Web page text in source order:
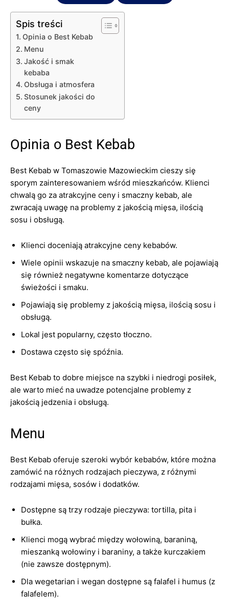
Spis treści
Opinia o Best Kebab
Menu
Jakość i smak
kebaba
Obsługa i atmosfera
Stosunek jakości do
ceny
Opinia o Best Kebab
Best Kebab w Tomaszowie Mazowieckim cieszy się
sporym zainteresowaniem wśród mieszkańców. Klienci
chwalą go za atrakcyjne ceny i smaczny kebab, ale
zwracają uwagę na problemy z jakością mięsa, ilością
sosu i obsługą.
Klienci doceniają atrakcyjne ceny kebabów.
Wiele opinii wskazuje na smaczny kebab, ale pojawiają
się również negatywne komentarze dotyczące
świeżości i smaku.
Pojawiają się problemy z jakością mięsa, ilością sosu i
obsługą.
Lokal jest popularny, często tłoczno.
Dostawa często się spóźnia.
Best Kebab to dobre miejsce na szybki i niedrogi posiłek,
ale warto mieć na uwadze potencjalne problemy z
jakością jedzenia i obsługą.
Menu
Best Kebab oferuje szeroki wybór kebabów, które można
zamówić na różnych rodzajach pieczywa, z różnymi
rodzajami mięsa, sosów i dodatków.
Dostępne są trzy rodzaje pieczywa: tortilla, pita i
bułka.
Klienci mogą wybrać między wołowiną, baraniną,
mieszanką wołowiny i baraniny, a także kurczakiem
(nie zawsze dostępnym).
Dla wegetarian i wegan dostępne są falafel i humus (z
falafelem).